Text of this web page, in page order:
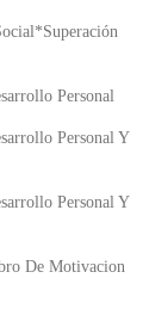
Personal
Personal Y
Personal Y
De Motivacion